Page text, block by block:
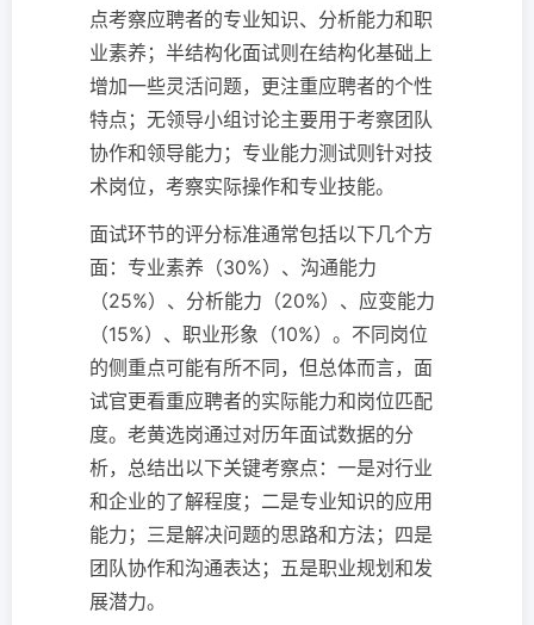
点考察应聘者的专业知识、分析能力和职
业素养；半结构化面试则在结构化基础上
增加一些灵活问题，更注重应聘者的个性
特点；无领导小组讨论主要用于考察团队
协作和领导能力；专业能力测试则针对技
术岗位，考察实际操作和专业技能。
面试环节的评分标准通常包括以下几个方
面：专业素养（30%）、沟通能力
（25%）、分析能力（20%）、应变能力
（15%）、职业形象（10%）。不同岗位
的侧重点可能有所不同，但总体而言，面
试官更看重应聘者的实际能力和岗位匹配
度。老黄选岗通过对历年面试数据的分
析，总结出以下关键考察点：一是对行业
和企业的了解程度；二是专业知识的应用
能力；三是解决问题的思路和方法；四是
团队协作和沟通表达；五是职业规划和发
展潜力。